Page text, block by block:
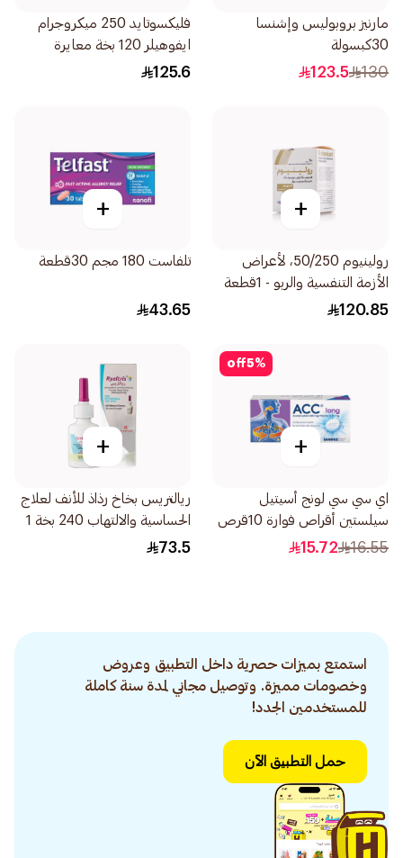
مارنيز بروبوليس وإشنسا
30كبسولة
130
123.5
فليكسوتايد 250 ميكروجرام
ايفوهيلر 120 بخة معايرة
125.6
+
رولينيوم 50/250، لأعراض
الأزمة التنفسية والربو - 1قطعة
120.85
+
تلفاست 180 مجم 30قطعة
43.65
5%
off
+
اي سي سي لونج أسيتيل
سيلستين أقراص فوارة 10قرص
16.55
15.72
+
ريالتريس بخاخ رذاذ للأنف لعلاج
الحساسية والالتهاب 240 بخة 1
قطعة
73.5
استمتع بميزات حصرية داخل التطبيق وعروض
وخصومات مميزة. وتوصيل مجاني لمدة سنة كاملة
للمستخدمين الجدد!
حمل التطبيق الآن